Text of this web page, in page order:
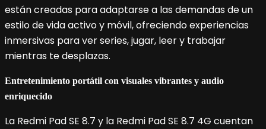
están creadas para adaptarse a las demandas de un
estilo de vida activo y móvil, ofreciendo experiencias
inmersivas para ver series, jugar, leer y trabajar
mientras te desplazas.
Entretenimiento portátil con visuales vibrantes y audio
enriquecido
La Redmi Pad SE 8.7 y la Redmi Pad SE 8.7 4G cuentan